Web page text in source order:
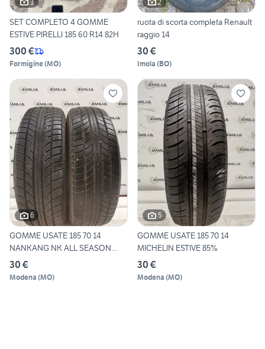
3
SET COMPLETO 4 GOMME
ESTIVE PIRELLI 185 60 R14 82H
300 €
Formigine(MO)
2
ruota di scorta completa Renault
raggio 14
30 €
Imola (BO)
6
GOMME USATE 185 70 14
NANKANG NK ALL SEASON
85%
30 €
Modena (MO)
5
GOMME USATE 185 70 14
MICHELIN ESTIVE 85%
30 €
Modena (MO)